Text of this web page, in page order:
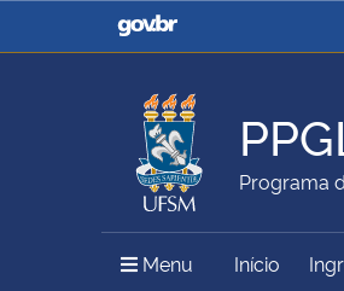
Casa Civil
Ministério da Agricultura,
Pecuária e Abastecimento
Ministério do Meio Ambiente
Programa
Menu Menu Principal
Início